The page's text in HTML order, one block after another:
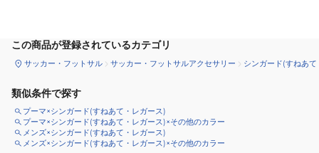
この商品が登録されているカテゴリ
サッカー・フットサル サッカー・フットサルアクセサリー シンガード(すねあ
類似条件で探す
プーマ×シンガード(すねあて・レガース)
プーマ×シンガード(すねあて・レガース)×その他のカラー
メンズ×シンガード(すねあて・レガース)
メンズ×シンガード(すねあて・レガース)×その他のカラー